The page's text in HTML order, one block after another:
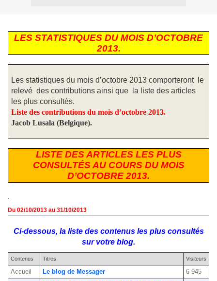
LES STATISTIQUES DU MOIS D’OCTOBRE
2013.
Les statistiques du mois d’octobre 2013 comporteront
le
relevé des contributions ainsi que
la liste des articles
les plus consultés.
Liste des contributions du mois d’octobre 2013.
Jacob Lusala (Belgique).
LISTE DES ARTICLES LES PLUS
CONSULTÉS AU COURS DU MOIS
D’OCTOBRE 2013.
Du 02/10/2013 au 31/10/2013
Ci-dessous, la liste des contenus les plus consultés
sur votre blog.
Contenus Titres Visiteurs
Accueil Le blog de Messager 6 945